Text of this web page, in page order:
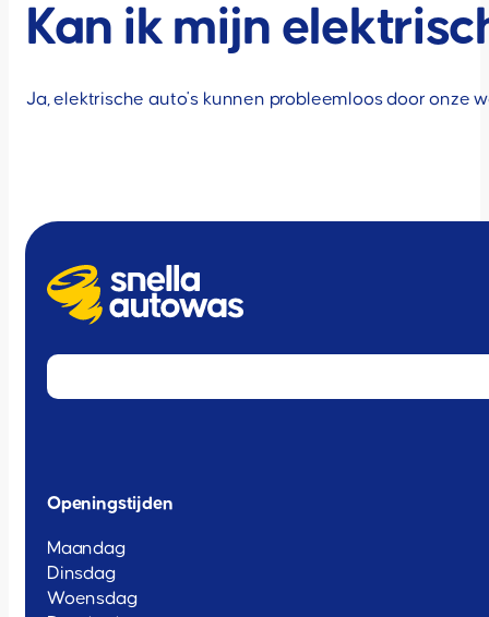
Kan ik mijn
Ja, elektrische auto's kunnen probleemloos door onze
Openingstijden
Maandag
Dinsdag
Woensdag